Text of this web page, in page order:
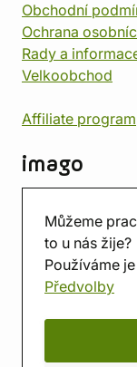
Můžeme
to u nás žije?
Používáme
Předvolby
Obchodní
Ochrana
Rady a
Velkoobchod
Affiliate program
imago
Prodejna
Herna
O nás
Hodnocení